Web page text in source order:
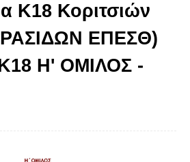
K18 Κοριτσιών
ΕΠΕΣΘ)
H' ΟΜΙΛΟΣ -